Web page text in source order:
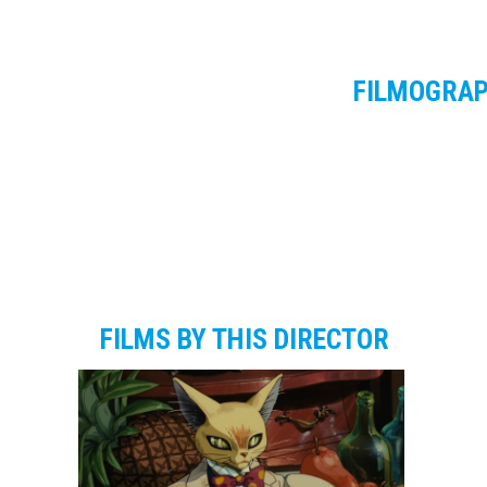
FILMS BY THIS DIRECTOR